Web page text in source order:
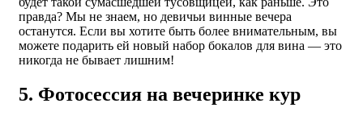
правда? Мы не знаем, но девичьи винные вечера
останутся. Если вы хотите быть более внимательным, вы
можете подарить ей новый набор бокалов для вина — это
никогда не бывает лишним!
5. Фотосессия на вечеринке кур